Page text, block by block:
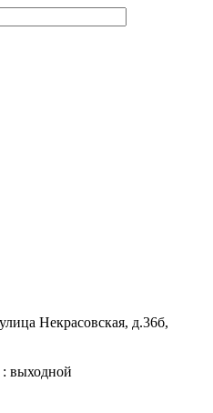
Некрасовская, д.36б,
выходной